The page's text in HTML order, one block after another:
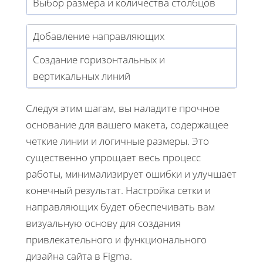
Выбор размера и количества столбцов
Добавление направляющих
Создание горизонтальных и
вертикальных линий
Следуя этим шагам, вы наладите прочное
основание для вашего макета, содержащее
четкие линии и логичные размеры. Это
существенно упрощает весь процесс
работы, минимализирует ошибки и улучшает
конечный результат. Настройка сетки и
направляющих будет обеспечивать вам
визуальную основу для создания
привлекательного и функционального
дизайна сайта в Figma.